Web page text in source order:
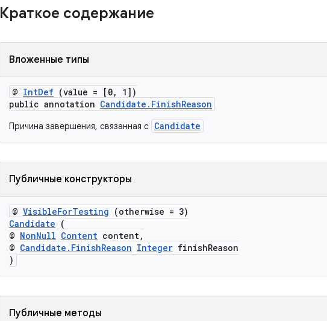
Краткое содержание
Вложенные типы
@ IntDef (value = [0, 1])
public annotation Candidate.FinishReason
Причина завершения, связанная с Candidate
Публичные конструкторы
@ VisibleForTesting (otherwise = 3)
Candidate (
@ NonNull Content content,
@ Candidate.FinishReason Integer finishReason
)
Публичные методы